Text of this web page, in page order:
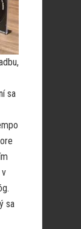
sa
v
sa